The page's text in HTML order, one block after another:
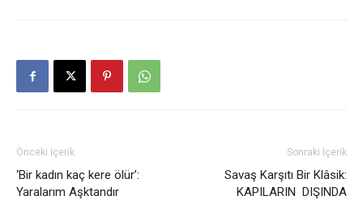
Önceki İçerik
‘Bir kadın kaç kere ölür’:
Yaralarım Aşktandır
Sonraki İçerik
Savaş Karşıtı Bir Klâsik:
KAPILARIN DIŞINDA